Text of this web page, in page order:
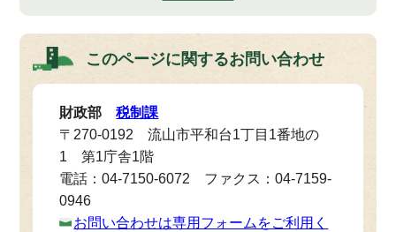
このページに関するお問い合わせ
財政部税制課
〒270-0192 流山市平和台1丁目1番地の
1 第1庁舎1階
電話：04-7150-6072 ファクス：04-7159-
0946
お問い合わせは専用フォームをご利用く